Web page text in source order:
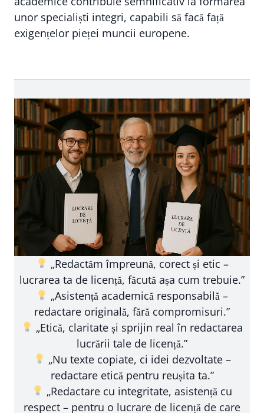
unor specialiști integri, capabili să facă față
exigențelor pieței muncii europene.
„Redactăm împreună, corect și etic –
lucrarea ta de licență, făcută așa cum trebuie.”
„Asistență academică responsabilă –
redactare originală, fără compromisuri.”
„Etică, claritate și sprijin real în redactarea
lucrării tale de licență.”
„Nu texte copiate, ci idei dezvoltate –
redactare etică pentru reușita ta.”
„Redactare cu integritate, asistență cu
respect – pentru o lucrare de licență de care